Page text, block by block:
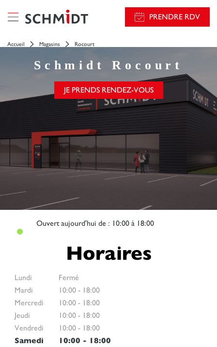
PRENDRE RDV
Accueil Magasins Rocourt
Schmidt Rocourt
JE PRENDS RENDEZ-VOUS
Ouvertaujourd'hui de : 10:00 à 18:00
Horaires
Lundi
Fermé
Mardi
10:00 - 18:00
Mercredi
10:00 - 18:00
Jeudi
10:00 - 18:00
Vendredi
10:00 - 18:00
Samedi
10:00 - 18:00